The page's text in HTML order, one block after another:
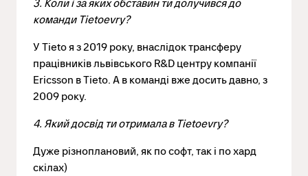
3. Коли і за яких обставин ти долучився до
команди Tietoevry?
УTietoя з 2019 року, внаслідок трансферу
працівників львівськогоR&Dцентру компанії
Ericsson вTieto. А в команді вже досить давно, з
2009 року.
4. Який досвід ти отримала в Tietoevry?
Дуже різноплановий, як по софт, так і по хард
скілах)